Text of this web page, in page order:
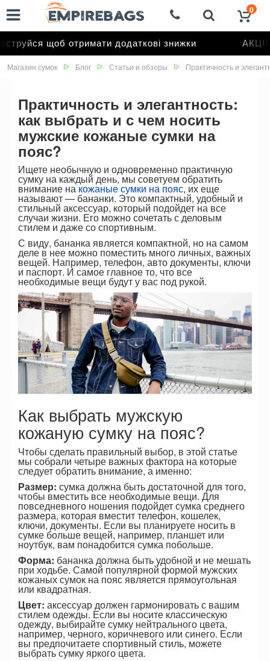
щоб отримати додаткові знижки АКЦІЯ
0
Магазин сумок Блог Статьи и обзоры Практичность и
Практичность и элегантность:
как выбрать и с чем носить
мужские кожаные сумки на
пояс?
Ищете необычную и одновременно практичную
сумку на каждый день, мы советуем обратить
внимание накожаные сумки на пояс, их еще
называют — бананки. Это компактный, удобный и
стильный аксессуар, который подойдет на все
случаи жизни. Его можно сочетать с деловым
стилем и даже со спортивным.
С виду, бананка является компактной, но на самом
деле в нее можно поместить много личных, важных
вещей. Например, телефон, авто документы, ключи
и паспорт. И самое главное то, что все
необходимые вещи будут у вас под рукой.
Как выбрать мужскую
кожаную сумку на пояс?
Чтобы сделать правильный выбор, в этой статье
мы собрали четыре важных фактора на которые
следует обратить внимание, а именно:
Размер: сумка должна быть достаточной для того,
чтобы вместить все необходимые вещи. Для
повседневного ношения подойдет сумка среднего
размера, которая вместит телефон, кошелек,
ключи, документы. Если вы планируете носить в
сумке больше вещей, например, планшет или
ноутбук, вам понадобится сумка побольше.
Форма: бананка должна быть удобной и не мешать
при ходьбе. Самой популярной формой мужских
кожаных сумок на пояс является прямоугольная
или квадратная.
Цвет: аксессуар должен гармонировать с вашим
стилем одежды. Если вы носите классическую
одежду, выбирайте сумку нейтрального цвета,
например, черного, коричневого или синего. Если
вы предпочитаете спортивный стиль, можете
выбрать сумку яркого цвета.